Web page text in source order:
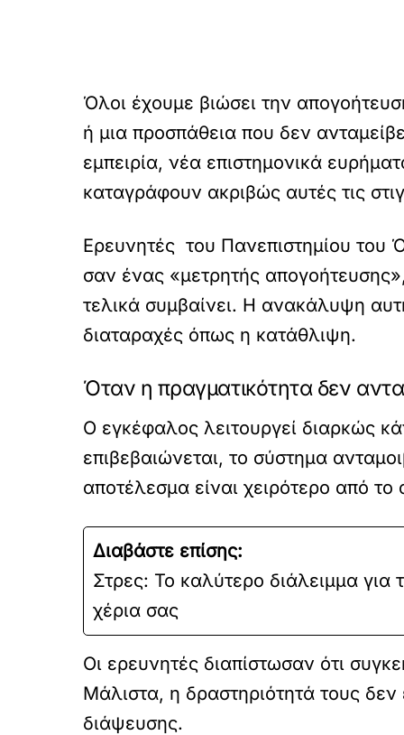
Όλοι έχουμε βιώσει την
ή μια προσπάθεια που δεν
εμπειρία, νέα επιστημονικά
καταγράφουν ακριβώς αυτές τις
Ερευνητές του Πανεπιστημίου του
σαν ένας «μετρητής
τελικά συμβαίνει. Η ανακάλυψη
διαταραχές όπως η κατάθλιψη.
Όταν η πραγματικότητα δεν
Ο εγκέφαλος λειτουργεί διαρκώς
επιβεβαιώνεται, το σύστημα
αποτέλεσμα είναι χειρότερο από
Διαβάστε επίσης:
Στρες: Το καλύτερο διάλειμμα
χέρια σας
Οι ερευνητές διαπίστωσαν ότι
Μάλιστα, η δραστηριότητά τους
διάψευσης.